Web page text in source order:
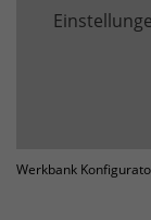
Werkbank